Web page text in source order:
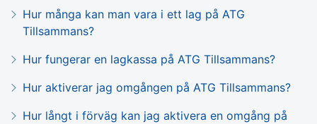
Hur många kan man vara i ett lag på ATG
Tillsammans?
Hur fungerar en lagkassa på ATG Tillsammans?
Hur aktiverar jag omgången på ATG Tillsammans?
Hur långt i förväg kan jag aktivera en omgång på